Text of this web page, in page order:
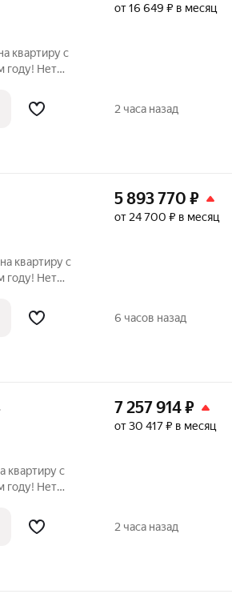
квартиру с
Перми на
от 16 649 ₽ в месяц
2 часа назад
квартиру с
Перми на
5 893 770 ₽
от 24 700 ₽ в месяц
6 часов назад
квартиру с
Перми на
7 257 914₽
от 30 417 ₽ в месяц
2 часа назад